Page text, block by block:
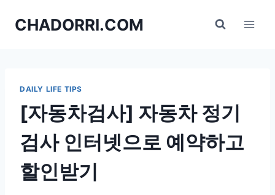
CHADORRI.COM
DAILY LIFE TIPS
[자동차검사] 자동차 정기
검사 인터넷으로 예약하고
할인받기